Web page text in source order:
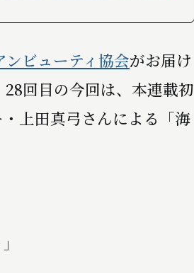
ンビューティ協会がお届け
回目の今回は、本連載初
上田真弓さんによる「海